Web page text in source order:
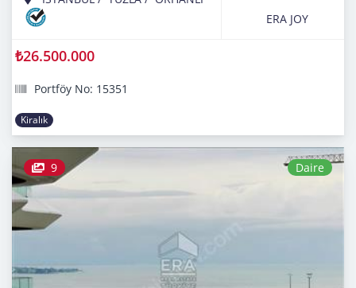
ERA JOY
₺26.500.000
Portföy No: 15351
Kiralık
9 Daire